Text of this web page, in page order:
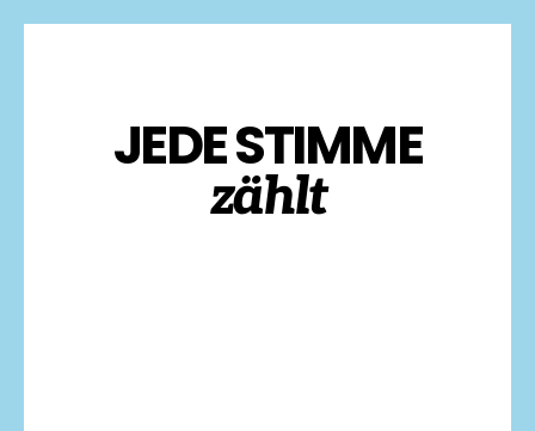
JEDE STIMME
zählt